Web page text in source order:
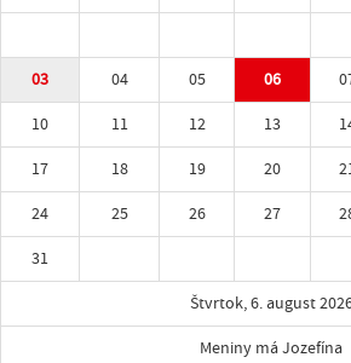
03
04 05 06
10
11 12 13
17
18 19 20
24
25 26 27
31
Štvrtok, 6. august
Meniny má Jozefína